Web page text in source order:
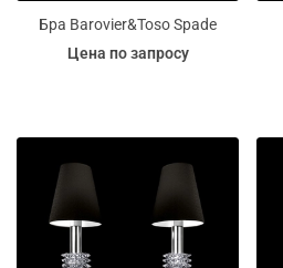
Бра Barovier&Toso Spade
Цена по запросу